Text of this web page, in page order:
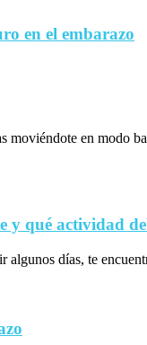
en el embarazo
moviéndote en modo
y qué actividad
días, te